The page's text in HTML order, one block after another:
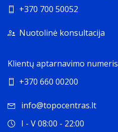
+370 700 50052
Nuotolinė konsultacija
Klientų aptarnavimo numeris
+370 660 00200
info@topocentras.lt
I - V 08:00 - 22:00